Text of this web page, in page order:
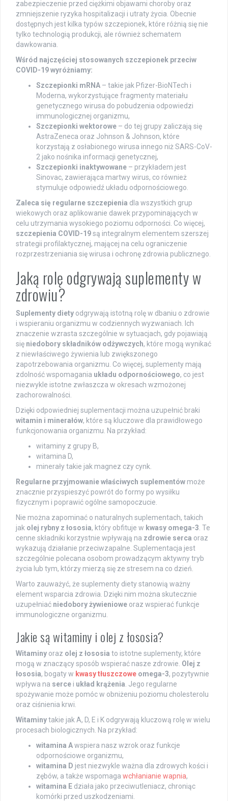
zabezpieczenie przed ciężkimi objawami choroby oraz
zmniejszenie ryzyka hospitalizacji i utraty życia. Obecnie
dostępnych jest kilka typów szczepionek, które różnią się nie
tylko technologią produkcji, ale również schematem
dawkowania.
Wśród najczęściej stosowanych szczepionek przeciw
COVID-19 wyróżniamy:
Szczepionki mRNA – takie jak Pfizer-BioNTech i
Moderna, wykorzystujące fragmenty materiału
genetycznego wirusa do pobudzenia odpowiedzi
immunologicznej organizmu,
Szczepionki wektorowe – do tej grupy zaliczają się
AstraZeneca oraz Johnson & Johnson, które
korzystają z osłabionego wirusa innego niż SARS-CoV-
2 jako nośnika informacji genetycznej,
Szczepionki inaktywowane – przykładem jest
Sinovac, zawierająca martwy wirus, co również
stymuluje odpowiedź układu odpornościowego.
Zaleca się regularne szczepienia dla wszystkich grup
wiekowych oraz aplikowanie dawek przypominających w
celu utrzymania wysokiego poziomu odporności. Co więcej,
szczepienia COVID-19są integralnym elementem szerszej
strategii profilaktycznej, mającej na celu ograniczenie
rozprzestrzeniania się wirusa i ochronę zdrowia publicznego.
Jaką rolę odgrywają suplementy w
zdrowiu?
Suplementy diety odgrywają istotną rolę w dbaniu o zdrowie
i wspieraniu organizmu w codziennych wyzwaniach. Ich
znaczenie wzrasta szczególnie w sytuacjach, gdy pojawiają
się niedobory składników odżywczych, które mogą wynikać
z niewłaściwego żywienia lub zwiększonego
zapotrzebowania organizmu. Co więcej, suplementy mają
zdolność wspomagania układu odpornościowego, co jest
niezwykle istotne zwłaszcza w okresach wzmożonej
zachorowalności.
Dzięki odpowiedniej suplementacji można uzupełnić braki
witamin i minerałów, które są kluczowe dla prawidłowego
funkcjonowania organizmu. Na przykład:
witaminy z grupy B,
witamina D,
minerały takie jak magnez czy cynk.
Regularne przyjmowanie właściwych suplementów może
znacznie przyspieszyć powrót do formy po wysiłku
fizycznym i poprawić ogólne samopoczucie.
Nie można zapominać o naturalnych suplementach, takich
jak olej rybny z łososia, który obfituje w kwasy omega-3 . Te
cenne składniki korzystnie wpływają na zdrowie serca oraz
wykazują działanie przeciwzapalne. Suplementacja jest
szczególnie polecana osobom prowadzącym aktywny tryb
życia lub tym, którzy mierzą się ze stresem na co dzień.
Warto zauważyć, że suplementy diety stanowią ważny
element wsparcia zdrowia. Dzięki nim można skutecznie
uzupełniać niedobory żywieniowe oraz wspierać funkcje
immunologiczne organizmu.
Jakie są witaminy i olej z łososia?
Witaminy oraz olej z łososia to istotne suplementy, które
mogą w znaczący sposób wspierać nasze zdrowie. Olej z
łososia, bogaty w kwasy tłuszczowe omega-3, pozytywnie
wpływa na serce i układ krążenia . Jego regularne
spożywanie może pomóc w obniżeniu poziomu cholesterolu
oraz ciśnienia krwi.
Witaminytakie jak A, D, E i K odgrywają kluczową rolę w wielu
procesach biologicznych. Na przykład:
witamina Awspiera nasz wzrok oraz funkcje
odpornościowe organizmu,
witamina D jest niezwykle ważna dla zdrowych kości i
zębów, a także wspomaga wchłanianie wapnia,
witamina E działa jako przeciwutleniacz, chroniąc
komórki przed uszkodzeniami.